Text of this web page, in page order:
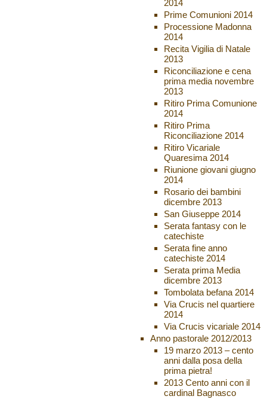
2014
Prime Comunioni 2014
Processione Madonna
2014
Recita Vigilia di Natale
2013
Riconciliazione e cena
prima media novembre
2013
Ritiro Prima Comunione
2014
Ritiro Prima
Riconciliazione 2014
Ritiro Vicariale
Quaresima 2014
Riunione giovani giugno
2014
Rosario dei bambini
dicembre 2013
San Giuseppe 2014
Serata fantasy con le
catechiste
Serata fine anno
catechiste 2014
Serata prima Media
dicembre 2013
Tombolata befana 2014
Via Crucis nel quartiere
2014
Via Crucis vicariale 2014
Anno pastorale 2012/2013
19 marzo 2013 – cento
anni dalla posa della
prima pietra!
2013 Cento anni con il
cardinal Bagnasco